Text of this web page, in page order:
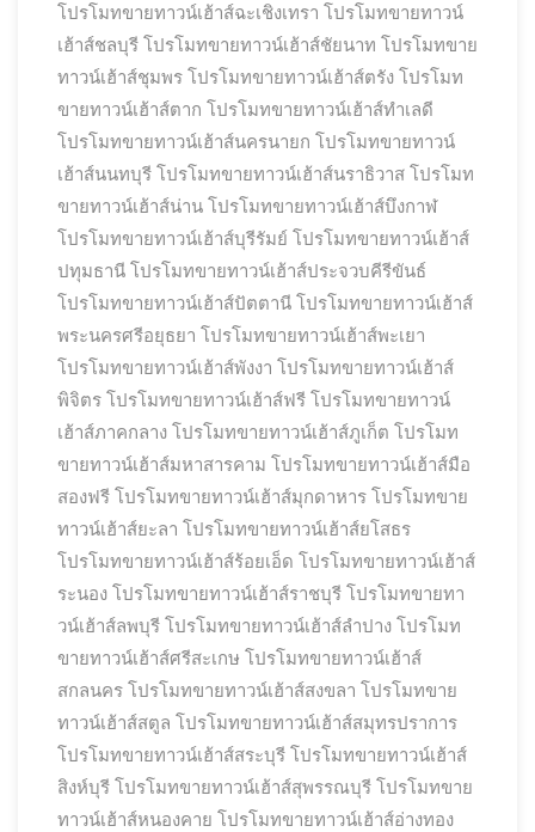
โปรโมทขายทาวน์เฮ้าส์ฉะเชิงเทรา โปรโมทขายทาวน์
เฮ้าส์ชลบุรี โปรโมทขายทาวน์เฮ้าส์ชัยนาท โปรโมทขาย
ทาวน์เฮ้าส์ชุมพร โปรโมทขายทาวน์เฮ้าส์ตรัง โปรโมท
ขายทาวน์เฮ้าส์ตาก โปรโมทขายทาวน์เฮ้าส์ทำเลดี
โปรโมทขายทาวน์เฮ้าส์นครนายก โปรโมทขายทาวน์
เฮ้าส์นนทบุรี โปรโมทขายทาวน์เฮ้าส์นราธิวาส โปรโมท
ขายทาวน์เฮ้าส์น่าน โปรโมทขายทาวน์เฮ้าส์บึงกาฬ
โปรโมทขายทาวน์เฮ้าส์บุรีรัมย์ โปรโมทขายทาวน์เฮ้าส์
ปทุมธานี โปรโมทขายทาวน์เฮ้าส์ประจวบคีรีขันธ์
โปรโมทขายทาวน์เฮ้าส์ปัตตานี โปรโมทขายทาวน์เฮ้าส์
พระนครศรีอยุธยา โปรโมทขายทาวน์เฮ้าส์พะเยา
โปรโมทขายทาวน์เฮ้าส์พังงา โปรโมทขายทาวน์เฮ้าส์
พิจิตร โปรโมทขายทาวน์เฮ้าส์ฟรี โปรโมทขายทาวน์
เฮ้าส์ภาคกลาง โปรโมทขายทาวน์เฮ้าส์ภูเก็ต โปรโมท
ขายทาวน์เฮ้าส์มหาสารคาม โปรโมทขายทาวน์เฮ้าส์มือ
สองฟรี โปรโมทขายทาวน์เฮ้าส์มุกดาหาร โปรโมทขาย
ทาวน์เฮ้าส์ยะลา โปรโมทขายทาวน์เฮ้าส์ยโสธร
โปรโมทขายทาวน์เฮ้าส์ร้อยเอ็ด โปรโมทขายทาวน์เฮ้าส์
ระนอง โปรโมทขายทาวน์เฮ้าส์ราชบุรี โปรโมทขายทา
วน์เฮ้าส์ลพบุรี โปรโมทขายทาวน์เฮ้าส์ลำปาง โปรโมท
ขายทาวน์เฮ้าส์ศรีสะเกษ โปรโมทขายทาวน์เฮ้าส์
สกลนคร โปรโมทขายทาวน์เฮ้าส์สงขลา โปรโมทขาย
ทาวน์เฮ้าส์สตูล โปรโมทขายทาวน์เฮ้าส์สมุทรปราการ
โปรโมทขายทาวน์เฮ้าส์สระบุรี โปรโมทขายทาวน์เฮ้าส์
สิงห์บุรี โปรโมทขายทาวน์เฮ้าส์สุพรรณบุรี โปรโมทขาย
ทาวน์เฮ้าส์หนองคาย โปรโมทขายทาวน์เฮ้าส์อ่างทอง